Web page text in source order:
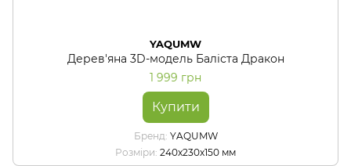
YAQUMW
Дерев'яна 3D-модель Баліста Дракон
1 999 грн
Купити
Бренд YAQUMW
Розміри 240х230х150 мм